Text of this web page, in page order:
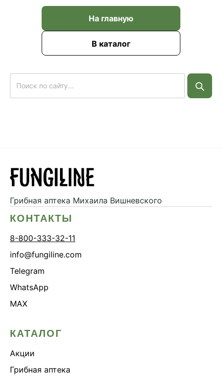
На главную
В каталог
Грибная аптека Михаила Вишневского
КОНТАКТЫ
8-800-333-32-11
info@fungiline.com
Telegram
WhatsApp
MAX
КАТАЛОГ
Акции
Грибная аптека